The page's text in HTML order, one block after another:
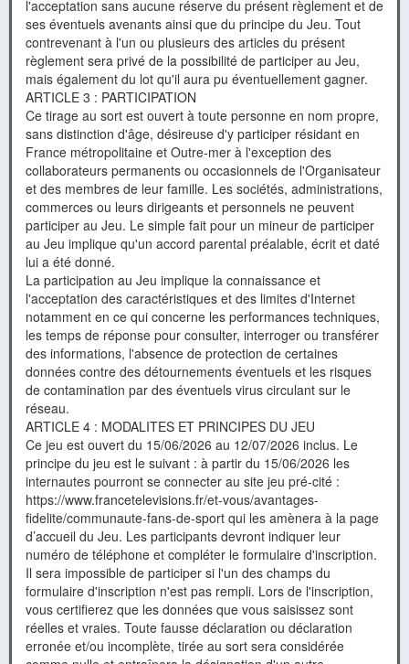
l'acceptation sans aucune réserve du présent règlement et de
ses éventuels avenants ainsi que du principe du Jeu. Tout
contrevenant à l'un ou plusieurs des articles du présent
règlement sera privé de la possibilité de participer au Jeu,
mais également du lot qu'il aura pu éventuellement gagner.
ARTICLE 3 : PARTICIPATION
Ce tirage au sort est ouvert à toute personne en nom propre,
sans distinction d'âge, désireuse d'y participer résidant en
France métropolitaine et Outre-mer à l'exception des
collaborateurs permanents ou occasionnels de l'Organisateur
et des membres de leur famille. Les sociétés, administrations,
commerces ou leurs dirigeants et personnels ne peuvent
participer au Jeu. Le simple fait pour un mineur de participer
au Jeu implique qu'un accord parental préalable, écrit et daté
lui a été donné.
La participation au Jeu implique la connaissance et
l'acceptation des caractéristiques et des limites d'Internet
notamment en ce qui concerne les performances techniques,
les temps de réponse pour consulter, interroger ou transférer
des informations, l'absence de protection de certaines
données contre des détournements éventuels et les risques
de contamination par des éventuels virus circulant sur le
réseau.
ARTICLE 4 : MODALITES ET PRINCIPES DU JEU
Ce jeu est ouvert du 15/06/2026 au 12/07/2026 inclus. Le
principe du jeu est le suivant : à partir du 15/06/2026 les
internautes pourront se connecter au site jeu pré-cité :
https://www.francetelevisions.fr/et-vous/avantages-
fidelite/communaute-fans-de-sport qui les amènera à la page
d’accueil du Jeu. Les participants devront indiquer leur
numéro de téléphone et compléter le formulaire d'inscription.
Il sera impossible de participer si l'un des champs du
formulaire d'inscription n'est pas rempli. Lors de l'inscription,
vous certifierez que les données que vous saisissez sont
réelles et vraies. Toute fausse déclaration ou déclaration
erronée et/ou incomplète, tirée au sort sera considérée